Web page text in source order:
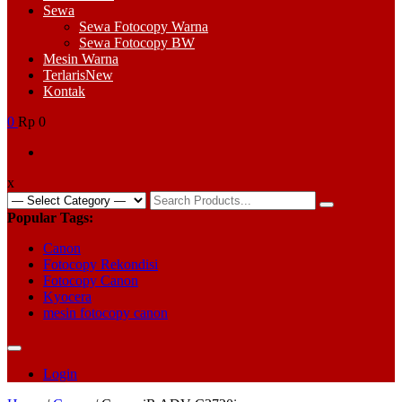
Sewa
Sewa Fotocopy Warna
Sewa Fotocopy BW
Mesin Warna
TerlarisNew
Kontak
0 Rp 0
x
Search
for:
Popular Tags:
Canon
Fotocopy Rekondisi
Fotocopy Canon
Kyocera
mesin fotocopy canon
Login